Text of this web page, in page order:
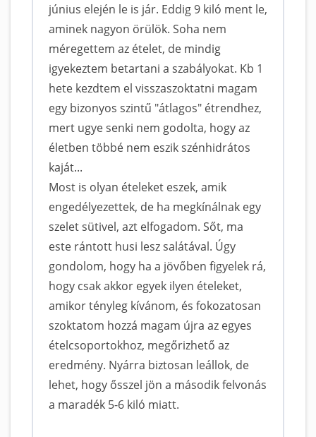
június elején le is jár. Eddig 9 kiló ment le,
aminek nagyon örülök. Soha nem
méregettem az ételet, de mindig
igyekeztem betartani a szabályokat. Kb 1
hete kezdtem el visszaszoktatni magam
egy bizonyos szintű "átlagos" étrendhez,
mert ugye senki nem godolta, hogy az
életben többé nem eszik szénhidrátos
kaját...
Most is olyan ételeket eszek, amik
engedélyezettek, de ha megkínálnak egy
szelet sütivel, azt elfogadom. Sőt, ma
este rántott husi lesz salátával. Úgy
gondolom, hogy ha a jövőben figyelek rá,
hogy csak akkor egyek ilyen ételeket,
amikor tényleg kívánom, és fokozatosan
szoktatom hozzá magam újra az egyes
ételcsoportokhoz, megőrizhető az
eredmény. Nyárra biztosan leállok, de
lehet, hogy ősszel jön a második felvonás
a maradék 5-6 kiló miatt.